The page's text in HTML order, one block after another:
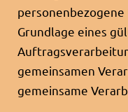
Grundlage eines
gemeinsamen
gemeinsame